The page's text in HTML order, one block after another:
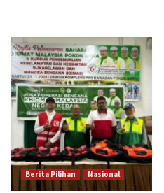
Berita Pilihan Nasional